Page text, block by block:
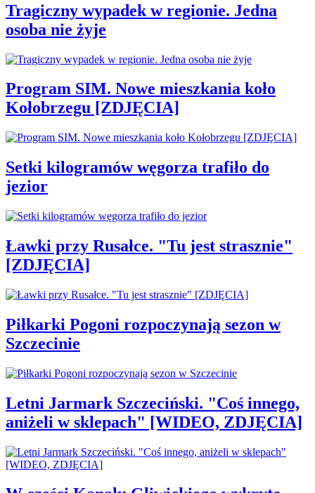
Tragiczny wypadek w regionie. Jedna
osoba nie żyje
Program SIM. Nowe mieszkania koło
Kołobrzegu [ZDJĘCIA]
Setki kilogramów węgorza trafiło do
jezior
Ławki przy Rusałce. "Tu jest strasznie"
[ZDJĘCIA]
Piłkarki Pogoni rozpoczynają sezon w
Szczecinie
Letni Jarmark Szczeciński. "Coś innego,
aniżeli w sklepach" [WIDEO, ZDJĘCIA]